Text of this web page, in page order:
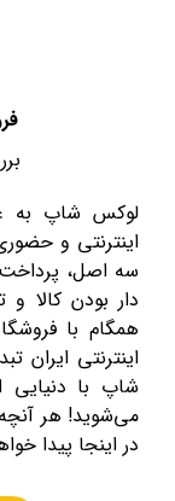
لوکس شاپ به
اینترنتی و
سه اصل،
دار بودن کالا
همگام با
اینترنتی
شاپ با
می‌شوید! هر
در اینجا پیدا